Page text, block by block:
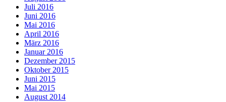
Juli 2016
Juni 2016
Mai 2016
April 2016
März 2016
Januar 2016
Dezember 2015
Oktober 2015
Juni 2015
Mai 2015
August 2014